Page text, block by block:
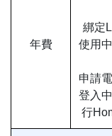
年費
綁定
使用
申請
登入
行